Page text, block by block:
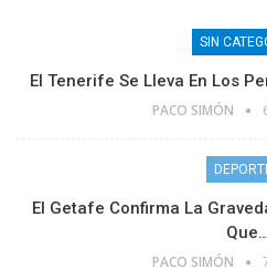
SIN
El Tenerife Se Lleva En Los
PACO SIMÓN
El Getafe Confirma La
Que…
PACO SIMÓN